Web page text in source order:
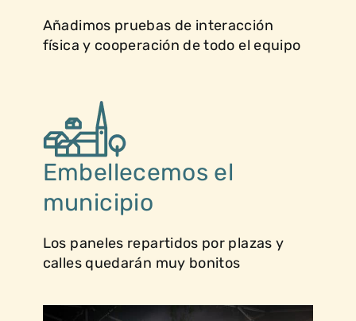
Añadimos pruebas de interacción
física y cooperación de todo el equipo
Embellecemos el
municipio
Los paneles repartidos por plazas y
calles quedarán muy bonitos